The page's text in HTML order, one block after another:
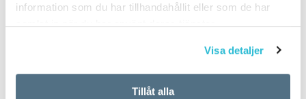
information som du har tillhandahållit eller som de har
samlat in när du har använt deras tjänster.
Visa detaljer
Tillåt alla